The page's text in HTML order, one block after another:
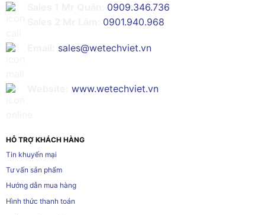
0909.346.736
0901.940.968
sales@wetechviet.vn
www.wetechviet.vn
HỖ TRỢ KHÁCH HÀNG
Tin khuyến mại
Tư vấn sản phẩm
Hướng dẫn mua hàng
Hình thức thanh toán